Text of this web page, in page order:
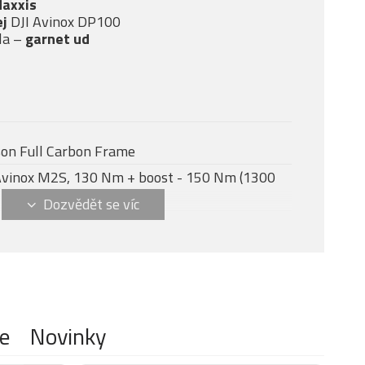
DJI Avinox DP100
– garnet ud
Full Carbon Frame
M2S, 130 Nm + boost - 150 Nm (1300
4A Charger
36 SL Factory, vzduch, 140mm
Novinky